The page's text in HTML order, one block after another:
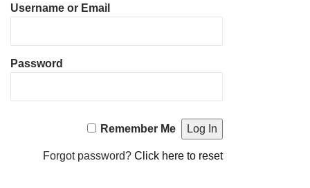
Username or Email
Password
Remember Me
Forgot password?Click here to reset